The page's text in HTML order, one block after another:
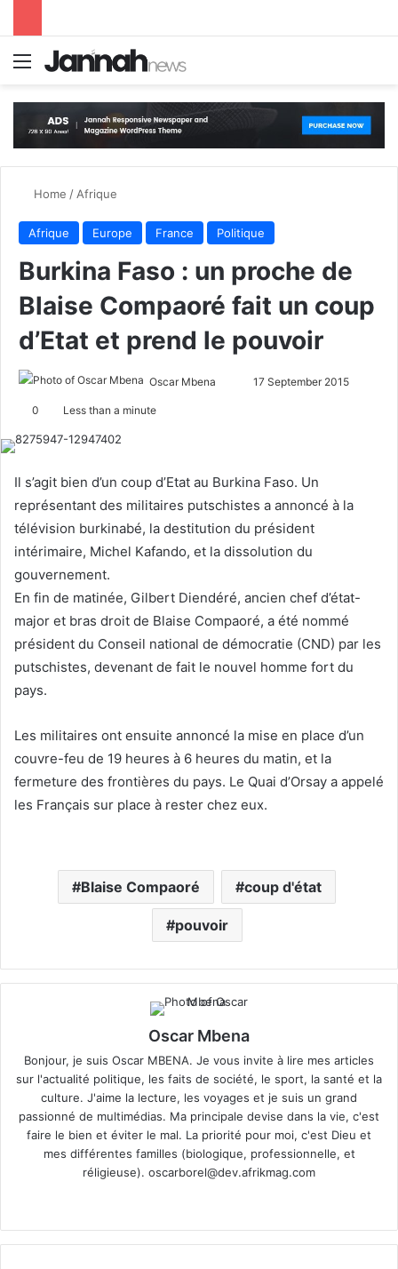
Menu
Home / Afrique
Afrique Europe France Politique
Burkina Faso : un proche de
Blaise Compaoré fait un coup
d’Etat et prend le pouvoir
Oscar Mbena
n
e
m
a
l
17 September 2015
0 Less than a minute
Il s’agit bien d’un coup d’Etat au Burkina Faso. Un
représentant des militaires putschistes a annoncé à la
télévision burkinabé, la destitution du président
intérimaire, Michel Kafando, et la dissolution du
gouvernement.
En fin de matinée, Gilbert Diendéré, ancien chef d’état-
major et bras droit de Blaise Compaoré, a été nommé
président du Conseil national de démocratie (CND) par les
putschistes, devenant de fait le nouvel homme fort du
pays.
Les militaires ont ensuite annoncé la mise en place d’un
couvre-feu de 19 heures à 6 heures du matin, et la
fermeture des frontières du pays. Le Quai d’Orsay a appelé
les Français sur place à rester chez eux.
Blaise Compaoré coup d'état
pouvoir
Oscar Mbena
Bonjour, je suis Oscar MBENA. Je vous invite à lire mes articles
sur l'actualité politique, les faits de société, le sport, la santé et la
culture. J'aime la lecture, les voyages et je suis un grand
passionné de multimédias. Ma principale devise dans la vie, c'est
faire le bien et éviter le mal. La priorité pour moi, c'est Dieu et
mes différentes familles (biologique, professionnelle, et
réligieuse). oscarborel@dev.afrikmag.com
te